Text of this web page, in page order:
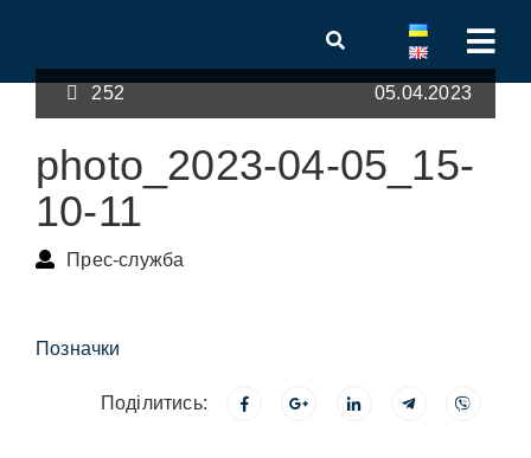
252 05.04.2023
photo_2023-04-05_15-
10-11
Прес-служба
Позначки
Поділитись: